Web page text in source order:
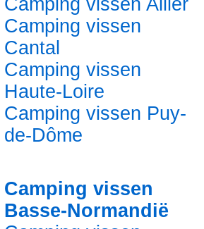
Camping vissen Allier
Camping vissen
Cantal
Camping vissen
Haute-Loire
Camping vissen Puy-
de-Dôme
Camping vissen
Basse-Normandië